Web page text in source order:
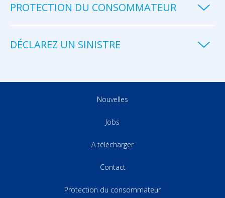
PROTECTION DU CONSOMMATEUR
DÉCLAREZ UN SINISTRE
Nouvelles
Jobs
A télécharger
Contact
Protection du consommateur